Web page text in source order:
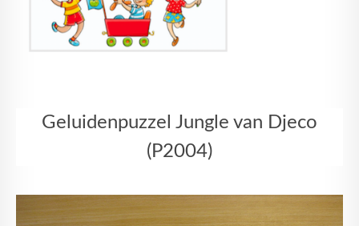
Speelgoed
Routebeschrijving
Geluidenpuzzel Jungle van Djeco
(P2004)